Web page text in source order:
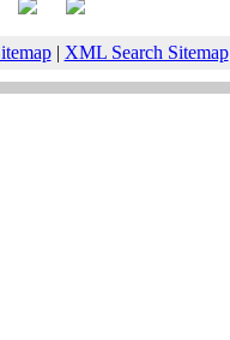
| XML Search Sitemap